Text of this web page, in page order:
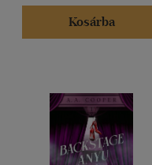
Kosárba